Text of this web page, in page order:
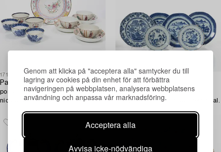
Genom att klicka på "acceptera alla" samtycker du till
lagring av cookies på din enhet för att förbättra
navigeringen på webbplatsen, analysera webbplatsens
användning och anpassa vår marknadsföring.
Acceptera alla
Avvisa icke-nödvändiga
1710853
Parti,
porslin samt fat i emalj på koppar,
nio delar. Qingdynastin, 1700-tal.
1679577
Tallrikar,
fyra stycken, två assietter, Kina,
Qingdynastin, 1700- och 1800-tal.